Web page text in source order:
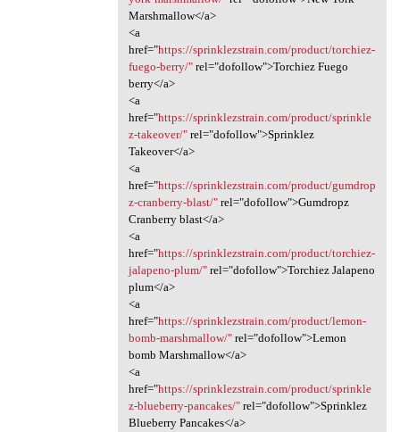
Marshmallow</a>
<a
href="https://sprinklezstrain.com/product/torchiez-
fuego-berry/"rel="dofollow">Torchiez Fuego
berry</a>
<a
href="https://sprinklezstrain.com/product/sprinkle
z-takeover/"rel="dofollow">Sprinklez
Takeover</a>
<a
href="https://sprinklezstrain.com/product/gumdrop
z-cranberry-blast/"rel="dofollow">Gumdropz
Cranberry blast</a>
<a
href="https://sprinklezstrain.com/product/torchiez-
jalapeno-plum/"rel="dofollow">Torchiez Jalapeno
plum</a>
<a
href="https://sprinklezstrain.com/product/lemon-
bomb-marshmallow/"rel="dofollow">Lemon
bomb Marshmallow</a>
<a
href="https://sprinklezstrain.com/product/sprinkle
z-blueberry-pancakes/"rel="dofollow">Sprinklez
Blueberry Pancakes</a>